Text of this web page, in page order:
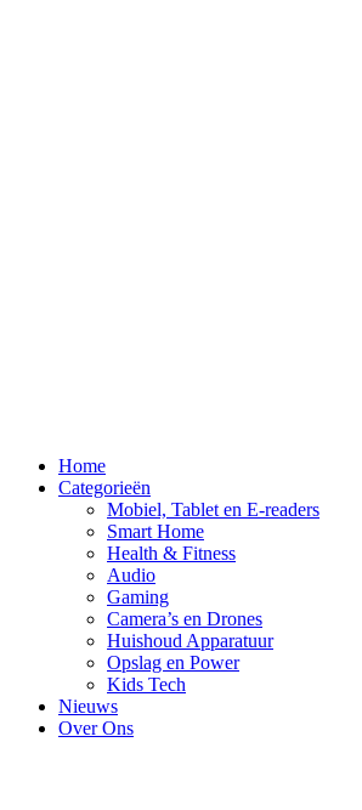
Home
Categorieën
Mobiel, Tablet en E-readers
Smart Home
Health & Fitness
Audio
Gaming
Camera’s en Drones
Huishoud Apparatuur
Opslag en Power
Kids Tech
Nieuws
Over Ons